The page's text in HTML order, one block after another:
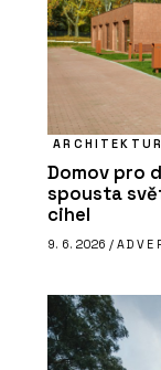
Domov pro
spousta
cihel
9. 6. 2026 /